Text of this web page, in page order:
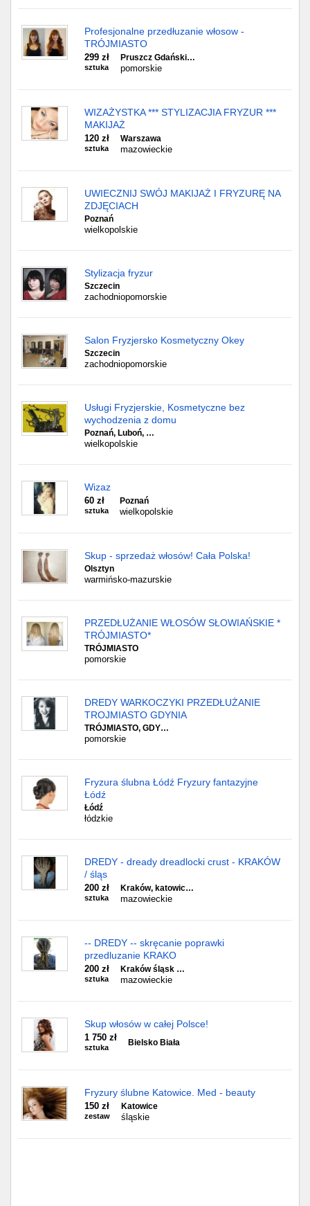
Profesjonalne przedłuzanie włosow -
TRÓJMIASTO
299 zł
sztuka
Pruszcz Gdański…
pomorskie
WIZAŻYSTKA *** STYLIZACJIA FRYZUR ***
MAKIJAŻ
120 zł
sztuka
Warszawa
mazowieckie
UWIECZNIJ SWÓJ MAKIJAŻ I FRYZURĘ NA
ZDJĘCIACH
Poznań
wielkopolskie
Stylizacja fryzur
Szczecin
zachodniopomorskie
Salon Fryzjersko Kosmetyczny Okey
Szczecin
zachodniopomorskie
Usługi Fryzjerskie, Kosmetyczne bez
wychodzenia z domu
Poznań, Luboń, …
wielkopolskie
Wizaz
60 zł
sztuka
Poznań
wielkopolskie
Skup - sprzedaż włosów! Cała Polska!
Olsztyn
warmińsko-mazurskie
PRZEDŁUŻANIE WŁOSÓW SŁOWIAŃSKIE *
TRÓJMIASTO*
TRÓJMIASTO
pomorskie
DREDY WARKOCZYKI PRZEDŁUŻANIE
TROJMIASTO GDYNIA
TRÓJMIASTO, GDY…
pomorskie
Fryzura ślubna Łódź Fryzury fantazyjne
Łódź
Łódź
łódzkie
DREDY - dready dreadlocki crust - KRAKÓW
/ śląs
200 zł
sztuka
Kraków, katowic…
mazowieckie
-- DREDY -- skręcanie poprawki
przedluzanie KRAKO
200 zł
sztuka
Kraków śląsk …
mazowieckie
Skup włosów w całej Polsce!
1 750 zł
sztuka
Bielsko Biała
Fryzury ślubne Katowice. Med - beauty
150 zł
zestaw
Katowice
śląskie